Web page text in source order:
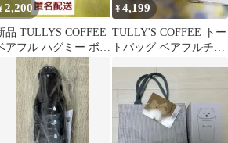
2,200
品 TULLYS COFFEE
アフル ハグミー ボト
ル タリーズ ベージュ
¥4,199
TULLY'S COFFEE トー
トバッグ ベアフルチャ